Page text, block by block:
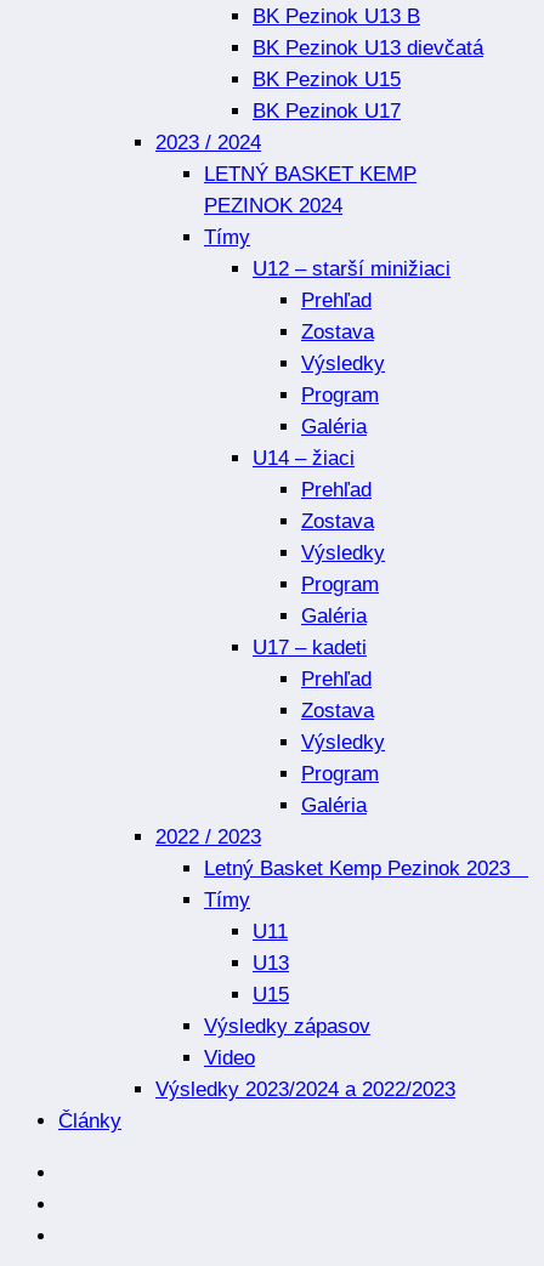
BK Pezinok U13 B
BK Pezinok U13 dievčatá
BK Pezinok U15
BK Pezinok U17
2023 / 2024
LETNÝ BASKET KEMP
PEZINOK 2024
Tímy
U12 – starší minižiaci
Prehľad
Zostava
Výsledky
Program
Galéria
U14 – žiaci
Prehľad
Zostava
Výsledky
Program
Galéria
U17 – kadeti
Prehľad
Zostava
Výsledky
Program
Galéria
2022 / 2023
Letný Basket Kemp Pezinok 2023
Tímy
U11
U13
U15
Výsledky zápasov
Video
Výsledky 2023/2024 a 2022/2023
Články